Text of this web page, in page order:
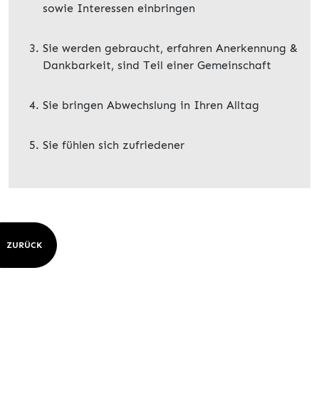
sowie Interessen einbringen
Sie werden gebraucht, erfahren Anerkennung &
Dankbarkeit, sind Teil einer Gemeinschaft
Sie bringen Abwechslung in Ihren Alltag
Sie fühlen sich zufriedener
ZURÜCK